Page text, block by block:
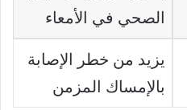
الصحي في الأمعاء
يزيد من خطر الإصابة
بالإمساك المزمن